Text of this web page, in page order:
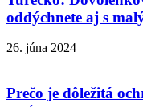
oddýchnete aj s
26. júna 2024
Prečo je dôležitá